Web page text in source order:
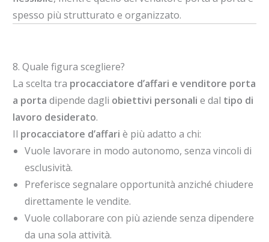
spesso più strutturato e organizzato.
8. Quale figura scegliere?
La scelta tra procacciatore d’affari e venditore porta
a porta dipende dagli obiettivi personali e dal tipo di
lavoro desiderato.
Il procacciatore d’affari è più adatto a chi:
Vuole lavorare in modo autonomo, senza vincoli di
esclusività.
Preferisce segnalare opportunità anziché chiudere
direttamente le vendite.
Vuole collaborare con più aziende senza dipendere
da una sola attività.